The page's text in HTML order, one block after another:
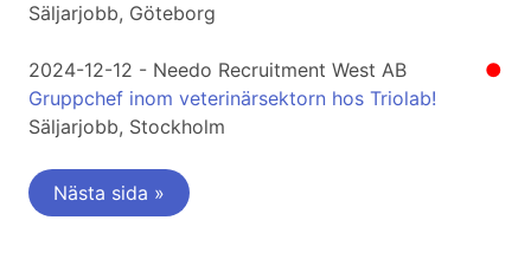
Säljarjobb, Göteborg
●
2024-12-12 - Needo Recruitment West AB
Gruppchef inom veterinärsektorn hos Triolab!
Säljarjobb, Stockholm
Nästa sida »